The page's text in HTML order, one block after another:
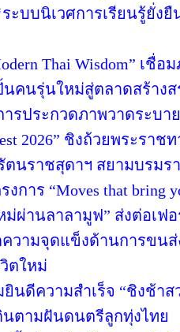
ระบบนิเวศการเรียนรู้ยั่
Thai Wisdom” เชื่
นคนรุ่นใหม่สู่ตลาดสร้างส
รประกวดภาพวาดระบา
2026” ชิงถ้วยพระรา
ตนราชสุดาฯ สยามบรมร
การ “Moves that bring
ม่ผ่านลาลามูฟ” ส่งต่อเฟ
วามจุดแข็งด้านการขน
ตใหม่
นดีความสำเร็จ “ชิงช้าส
ตามฝันดนตรีลูกทุ่งไทย